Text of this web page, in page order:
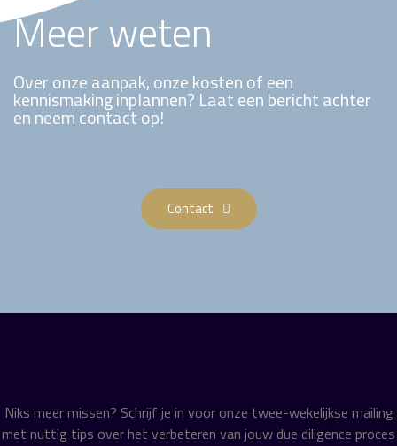
Meer weten
Over onze aanpak, onze kosten of een
kennismaking inplannen? Laat een bericht achter
en neem contact op!
Contact
Niks meer missen? Schrijf je in voor onze twee-wekelijkse mailing
met nuttig tips over het verbeteren van jouw due diligence proces